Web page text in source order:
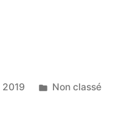
Publié
Non classé